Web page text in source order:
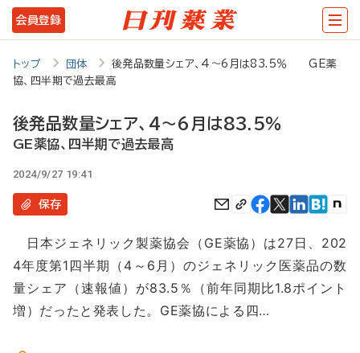
メ
イ
ン
テ
ツ
に
動
会員登録
トップ 団体
後発品数量シェア、4～6月は83.5％ GE薬
協、四半期で過去最高
後発品数量シェア、4～6月は83.5％
GE薬協、四半期で過去最高
2024/9/27 19:41
保存
日本ジェネリック製薬協会（GE薬協）は27日、202
4年度第1四半期（4～6月）のジェネリック医薬品の数
量シェア（速報値）が83.5％（前年同期比1.8ポイント
増）だったと発表した。GE薬協による四…